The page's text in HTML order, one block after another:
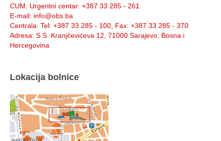
CUM: Urgentni centar: +387 33 285 - 261
E-mail: info@obs.ba
Centrala: Tel: +387 33 285 - 100, Fax: +387 33 285 - 370
Adresa: S.S. Kranjčevićeva 12, 71000 Sarajevo, Bosna i
Hercegovina
Lokacija bolnice